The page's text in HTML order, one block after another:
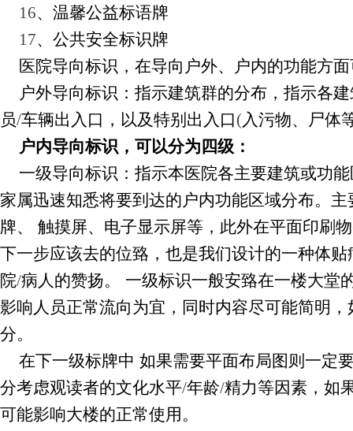
16、温馨公益标语牌
17、公共安全标识牌
医院导向标识，在导向户外、户内的功能方
户外导向标识：指示建筑群的分布，指示各
员/车辆出入口，以及特别出入口(入污物、尸体
户内导向标识，可以分为四级：
一级导向标识：指示本医院各主要建筑或功
家属迅速知悉将要到达的户内功能区域分布。
牌、
触摸屏、电子显示屏等，此外在平面印刷物
下一步应该去的位臵，也是我们设计的一种体
院/病人的赞扬。
一级标识一般安臵在一楼大堂
影响人员正常流向为宜，同时内容尽可能简明
分。
在下一级标牌中 如果需要平面布局图则一定
分考虑观读者的文化水平/年龄/精力等因素，如
可能影响大楼的正常使用。